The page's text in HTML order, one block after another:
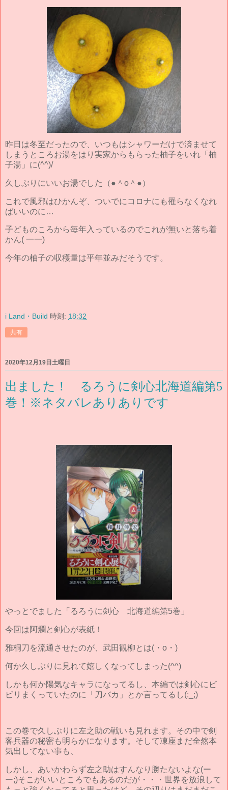
昨日は冬至だったので、いつもはシャワーだけで済ませて
しまうところお湯をはり実家からもらった柚子をいれ「柚
子湯」に(^^)/
久しぶりにいいお湯でした（●＾o＾●）
これで風邪はひかんぞ、ついでにコロナにも罹らなくなれ
ばいいのに…
子どものころから毎年入っているのでこれが無いと落ち着
かん( 一一)
今年の柚子の収穫量は平年並みだそうです。
i Land・Build 時刻: 18:32
共有
2020年12月19日土曜日
出ました！ るろうに剣心北海道編第5
巻！※ネタバレありありです
やっとでました「るろうに剣心 北海道編第5巻」
今回は阿爛と剣心が表紙！
雅桐刀を流通させたのが、武田観柳とは(・o・)
何か久しぶりに見れて嬉しくなってしまった(^^)
しかも何か陽気なキャラになってるし、本編では剣心にビ
ビリまくっていたのに「刀バカ」とか言ってるし(:_;)
この巻で久しぶりに左之助の戦いも見れます。その中で剣
客兵器の秘密も明らかになります。そして凍座まだ全然本
気出してない事も、
しかし、あいかわらず左之助はすんなり勝たないよな(ー
ー;)そこがいいところでもあるのだが・・・世界を放浪して